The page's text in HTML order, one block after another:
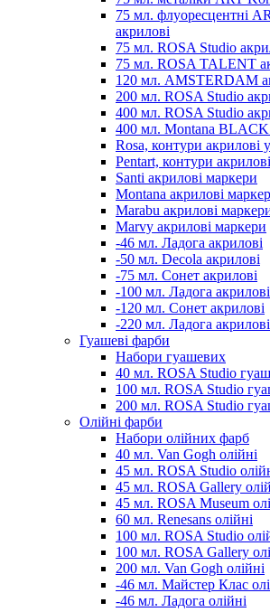
75 мл. флуоресцентні
акрилові
75 мл. ROSA Studio
75 мл. ROSA TALENT
120 мл. AMSTERDAM
200 мл. ROSA Studio
400 мл. ROSA Studio
400 мл. Montana BLACK
Rosa, контури акрилові
Pentart, контури
Santi акрилові маркери
Montana акрилові
Marabu акрилові
Marvy акрилові маркери
-46 мл. Ладога акрилові
-50 мл. Decola акрилові
-75 мл. Сонет акрилові
-100 мл. Ладога акрилові
-120 мл. Сонет акрилові
-220 мл. Ладога акрилові
Гуашеві фарби
Набори гуашевих
40 мл. ROSA Studio
100 мл. ROSA Studio
200 мл. ROSA Studio
Олійні фарби
Набори олійних фарб
40 мл. Van Gogh олійні
45 мл. ROSA Studio
45 мл. ROSA Gallery
45 мл. ROSA Museum
60 мл. Renesans олійні
100 мл. ROSA Studio
100 мл. ROSA Gallery
200 мл. Van Gogh олійні
-46 мл. Майстер Клас
-46 мл. Ладога олійні